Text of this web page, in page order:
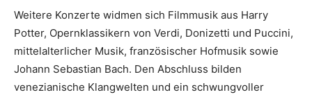
Weitere Konzerte widmen sich Filmmusik aus Harry
Potter, Opernklassikern von Verdi, Donizetti und Puccini,
mittelalterlicher Musik, französischer Hofmusik sowie
Johann Sebastian Bach. Den Abschluss bilden
venezianische Klangwelten und ein schwungvoller